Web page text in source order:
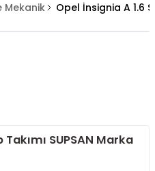
Mekanik Opel İnsignia A 1.6
SUPSAN Marka